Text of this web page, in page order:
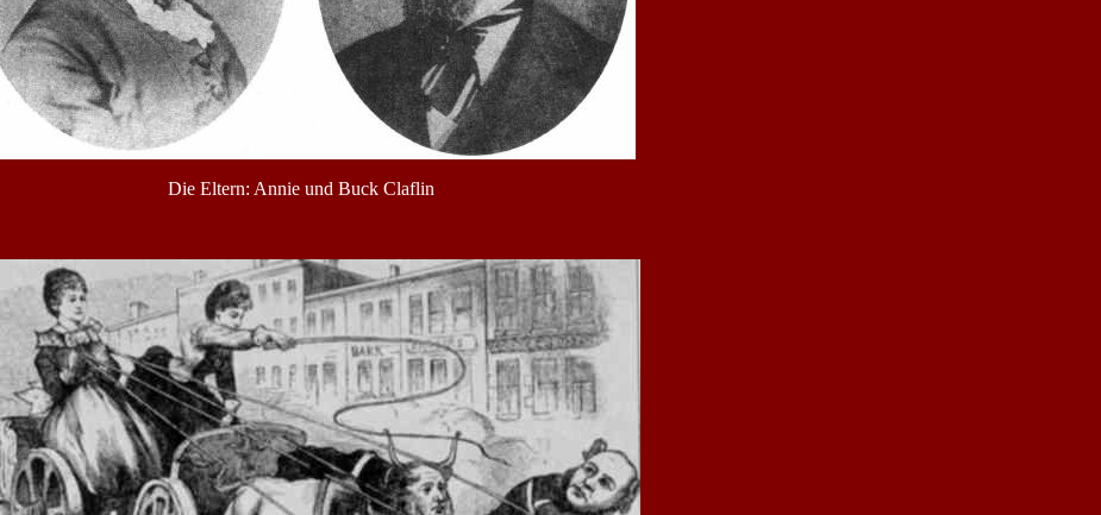
Die Eltern: Annie und Buck Claflin